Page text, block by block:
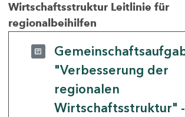
Wirtschaftsstruktur Leitlinie für
regionalbeihilfen
"Verbesserung der
regionalen
Wirtschaftsstruktur" -